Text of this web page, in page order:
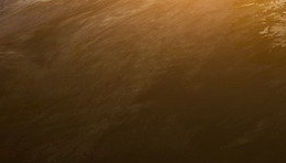
l’objectif premier de la
les services
est que l’argent